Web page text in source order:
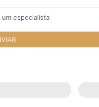
especialista